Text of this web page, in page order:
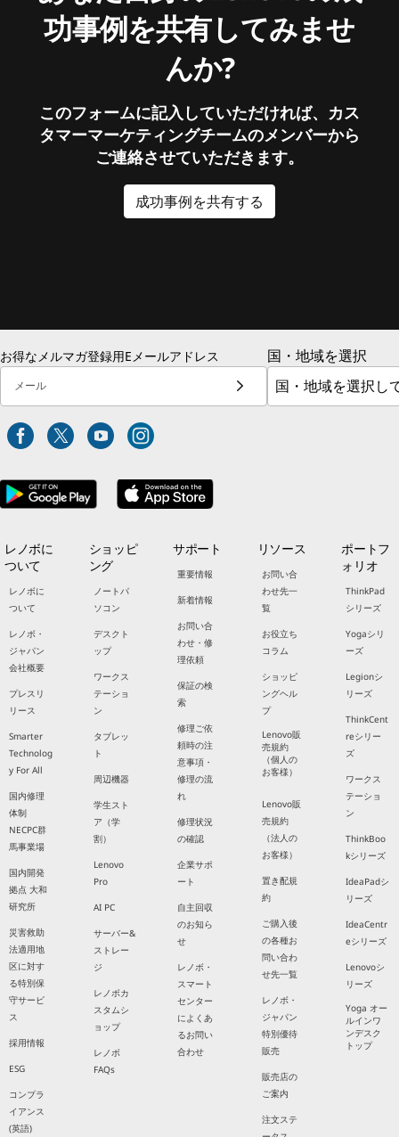
功事例を共有してみませ
んか?
このフォームに記入していただければ、カス
タマーマーケティングチームのメンバーから
ご連絡させていただきます。
成功事例を共有する
お得なメルマガ登録用Eメールアドレス
メール
国・地域を選択
レノボに
ついて
レノボに
ついて
レノボ・
ジャパン
会社概要
プレスリ
リース
Smarter
Technolog
y For All
国内修理
体制
NECPC群
馬事業場
国内開発
拠点 大和
研究所
災害救助
法適用地
区に対す
る特別保
守サービ
ス
採用情報
ESG
コンプラ
イアンス
(英語)
ショッピ
ング
ノートパ
ソコン
デスクト
ップ
ワークス
テーショ
ン
タブレッ
ト
周辺機器
学生スト
ア（学
割）
Lenovo
Pro
AI PC
サーバー&
ストレー
ジ
レノボカ
スタムシ
ョップ
レノボ
FAQs
サポート
重要情報
新着情報
お問い合
わせ・修
理依頼
保証の検
索
修理ご依
頼時の注
意事項・
修理の流
れ
修理状況
の確認
企業サポ
ート
自主回収
のお知ら
せ
レノボ・
スマート
センター
によくあ
るお問い
合わせ
リソース
お問い合
わせ先一
覧
お役立ち
コラム
ショッピ
ングヘル
プ
Lenovo販
売規約
（個人の
お客様）
Lenovo販
売規約
（法人の
お客様）
置き配規
約
ご購入後
の各種お
問い合わ
せ先一覧
レノボ・
ジャパン
特別優待
販売
販売店の
ご案内
注文ステ
ポートフ
ォリオ
ThinkPad
シリーズ
Yogaシリ
ーズ
Legionシ
リーズ
ThinkCent
reシリー
ズ
ワークス
テーショ
ン
ThinkBoo
kシリーズ
IdeaPadシ
リーズ
IdeaCentr
eシリーズ
Lenovoシ
リーズ
Yoga オー
ルインワ
ンデスク
トップ